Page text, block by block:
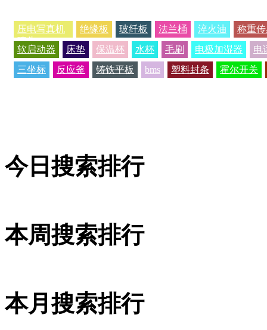
压电写真机
喷头
绝缘板 玻纤板 法兰桶 淬火油
称重
软启动器
床垫 保温杯 水杯 毛刷 电极加湿器
电
三坐标
反应釜 铸铁平板 bms 塑料封条 霍尔开关
今日搜索排行
本周搜索排行
本月搜索排行